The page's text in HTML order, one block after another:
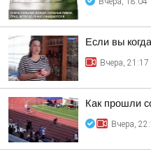
Если вы
Вчера, 21:17
Как прошли
Вчера,